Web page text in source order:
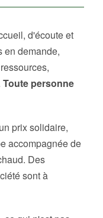
d'écoute et
en demande,
Toute personne
prix solidaire,
accompagnée de
Des
sont à